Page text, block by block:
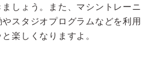
しょう。また、マシントレーニ
スタジオプログラムなどを利用
楽しくなりますよ。